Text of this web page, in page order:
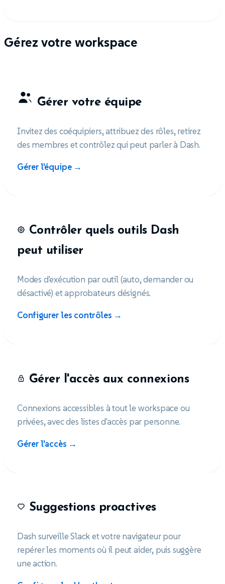
Gérez votre workspace
Gérer votre équipe
Invitez des coéquipiers, attribuez des rôles, retirez
des membres et contrôlez qui peut parler à Dash.
Gérer l'équipe →
Contrôler quels outils Dash
peut utiliser
Modes d'exécution par outil (auto, demander ou
désactivé) et approbateurs désignés.
Configurer les contrôles →
Gérer l'accès aux connexions
Connexions accessibles à tout le workspace ou
privées, avec des listes d'accès par personne.
Gérer l'accès →
Suggestions proactives
Dash surveille Slack et votre navigateur pour
repérer les moments où il peut aider, puis suggère
une action.